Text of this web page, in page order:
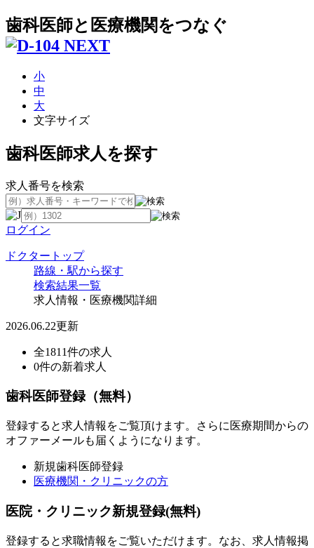
歯科医師と医療機関をつなぐ
小
中
大
文字サイズ
歯科医師求人を探す
求人番号を検索
ログイン
ドクタートップ
路線・駅から探す
検索結果一覧
求人情報・医療機関詳細
2026.06.22更新
全1811件の求人
0件の新着求人
歯科医師登録（無料）
登録すると求人情報をご覧頂けます。さらに医療期間からの
オファーメールも届くようになります。
新規歯科医師登録
医療機関・クリニックの方
医院・クリニック新規登録(無料)
登録すると求職情報をご覧いただけます。なお、求人情報掲